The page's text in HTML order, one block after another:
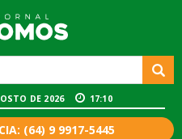
DE 2026 17:10
(64) 9 9917-5445